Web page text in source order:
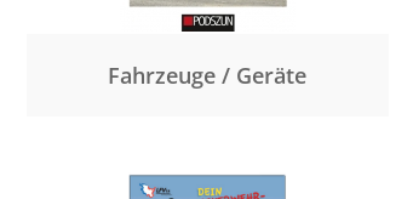
Fahrzeuge / Geräte